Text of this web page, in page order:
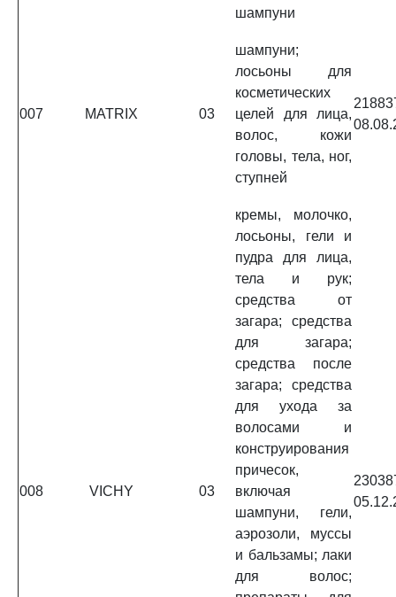
шампуни
007 MATRIX 03
шампуни;
лосьоны для
косметических
целей для лица,
волос, кожи
головы, тела, ног,
ступней
008 VICHY 03
кремы, молочко,
лосьоны, гели и
пудра для лица,
тела и рук;
средства от
загара; средства
для загара;
средства после
загара; средства
для ухода за
волосами и
конструирования
причесок,
включая
шампуни, гели,
аэрозоли, муссы
и бальзамы; лаки
для волос;